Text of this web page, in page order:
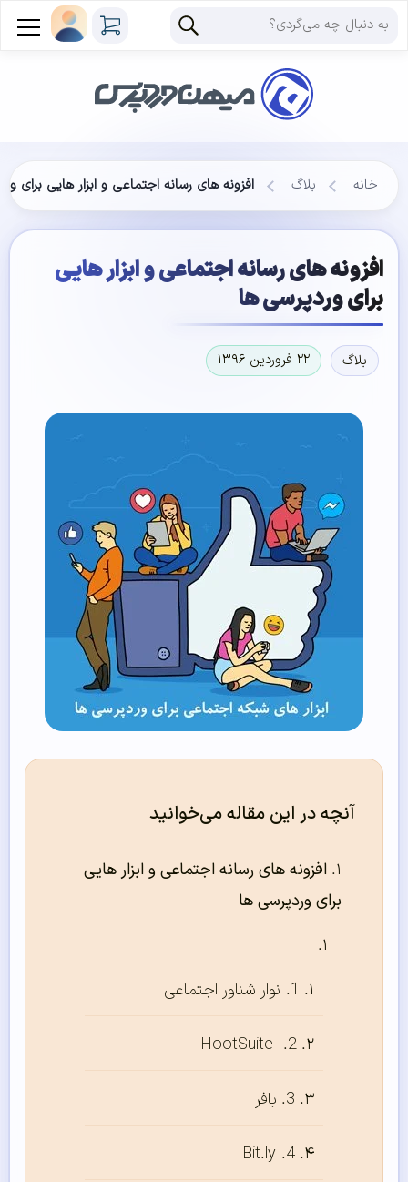
خانه بلاگ افزونه های رسانه اجتماعی و ابزار هایی برای
افزونه های رسانه اجتماعی و ابزار هایی
برای وردپرسی ها
بلاگ ۲۲ فروردین ۱۳۹۶
آنچه در این مقاله می‌خوانید
افزونه های رسانه اجتماعی و ابزار هایی
برای وردپرسی ها
1. نوار شناور اجتماعی
2. HootSuite
3. بافر
4. Bit.ly